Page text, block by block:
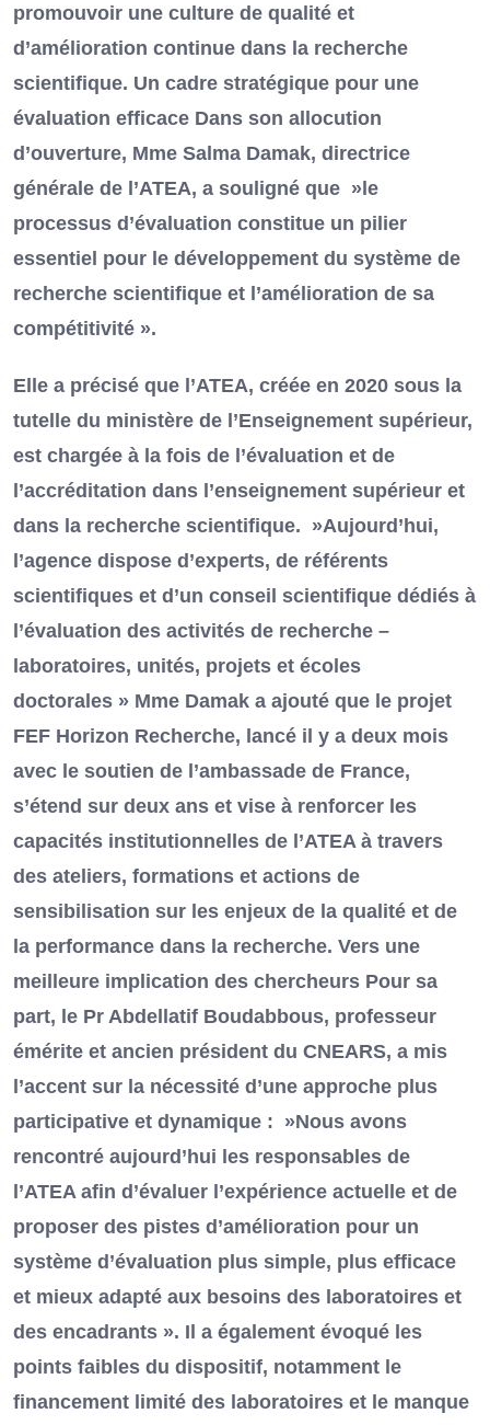
promouvoir une culture de qualité et
d’amélioration continue dans la recherche
scientifique. Un cadre stratégique pour une
évaluation efficace Dans son allocution
d’ouverture, Mme Salma Damak, directrice
générale de l’ATEA, a souligné que »le
processus d’évaluation constitue un pilier
essentiel pour le développement du système de
recherche scientifique et l’amélioration de sa
compétitivité ».
Elle a précisé que l’ATEA, créée en 2020 sous la
tutelle du ministère de l’Enseignement supérieur,
est chargée à la fois de l’évaluation et de
l’accréditation dans l’enseignement supérieur et
dans la recherche scientifique. »Aujourd’hui,
l’agence dispose d’experts, de référents
scientifiques et d’un conseil scientifique dédiés à
l’évaluation des activités de recherche –
laboratoires, unités, projets et écoles
doctorales » Mme Damak a ajouté que le projet
FEF Horizon Recherche, lancé il y a deux mois
avec le soutien de l’ambassade de France,
s’étend sur deux ans et vise à renforcer les
capacités institutionnelles de l’ATEA à travers
des ateliers, formations et actions de
sensibilisation sur les enjeux de la qualité et de
la performance dans la recherche. Vers une
meilleure implication des chercheurs Pour sa
part, le Pr Abdellatif Boudabbous, professeur
émérite et ancien président du CNEARS, a mis
l’accent sur la nécessité d’une approche plus
participative et dynamique : »Nous avons
rencontré aujourd’hui les responsables de
l’ATEA afin d’évaluer l’expérience actuelle et de
proposer des pistes d’amélioration pour un
système d’évaluation plus simple, plus efficace
et mieux adapté aux besoins des laboratoires et
des encadrants ». Il a également évoqué les
points faibles du dispositif, notamment le
financement limité des laboratoires et le manque